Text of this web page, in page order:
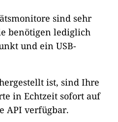
sind sehr
benötigen lediglich
und ein USB-
ist, sind Ihre
in Echtzeit sofort auf
API verfügbar.